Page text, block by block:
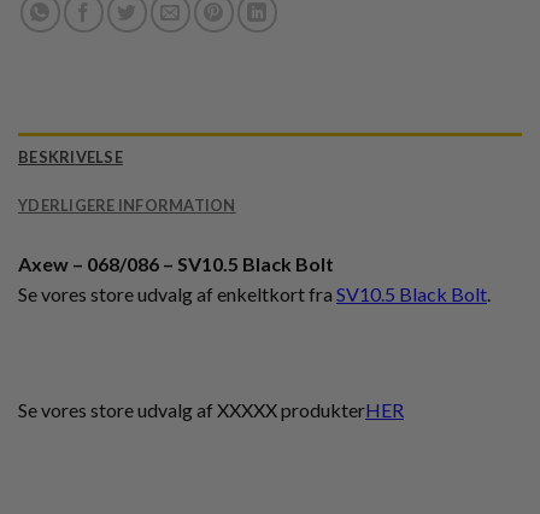
BESKRIVELSE
YDERLIGERE INFORMATION
Axew – 068/086 – SV10.5 Black Bolt
Se vores store udvalg af enkeltkort fra SV10.5 Black Bolt.
Se vores store udvalg af XXXXX produkterHER